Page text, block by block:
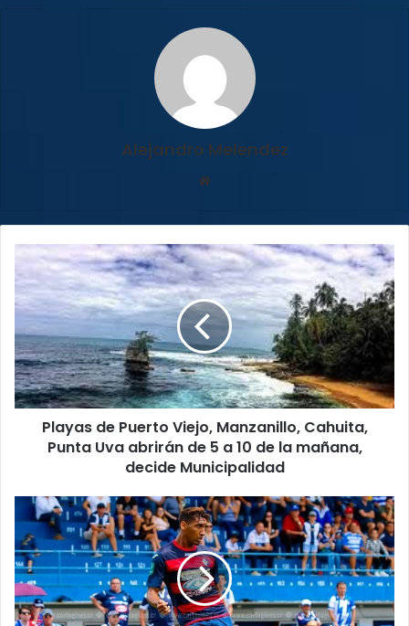
Alejandro Melendez
Playas
de
Puerto
Viejo,
Manzanillo,
Cahuita,
Punta
Uva
abrirán
la
mañana,
decide
Municipalidad
Playas de Puerto Viejo, Manzanillo, Cahuita,
Punta Uva abrirán de 5 a 10 de la mañana,
decide Municipalidad
Sobreseimiento
de
futbolista
Marcel
Hernández
en
caso